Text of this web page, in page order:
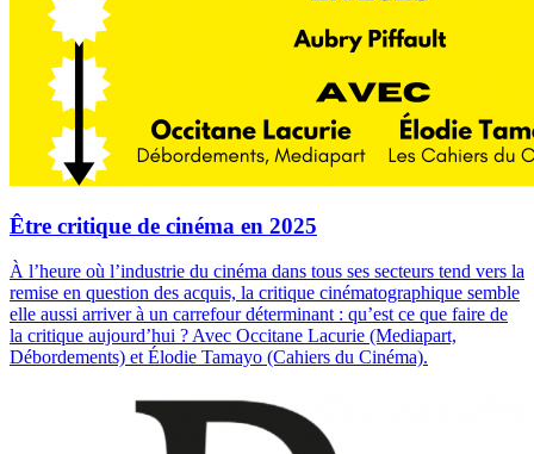
Être critique de cinéma en 2025
À l’heure où l’industrie du cinéma dans tous ses secteurs tend vers la
remise en question des acquis, la critique cinématographique semble
elle aussi arriver à un carrefour déterminant : qu’est ce que faire de
la critique aujourd’hui ? Avec Occitane Lacurie (Mediapart,
Débordements) et Élodie Tamayo (Cahiers du Cinéma).